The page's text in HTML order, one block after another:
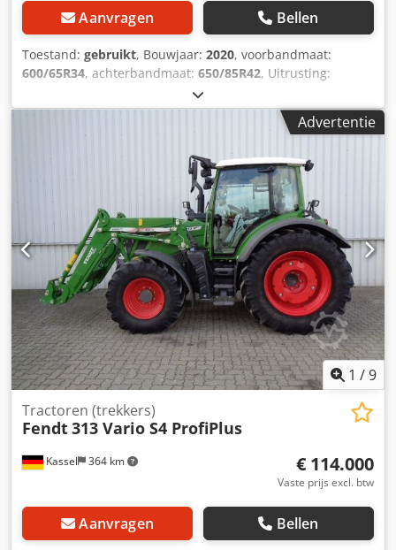
Aanvragen Bellen
Toestand: gebruikt, Bouwjaar: 2020, voorbandmaat:
600/65R34, achterbandmaat: 650/85R42, Uitrusting:
, VarioGuide RTK NovAtel Vario-terminal 10,4
inch Djdpfx Aijt U Auwjcewa
Advertentie
1 /9
Kassel 364 km
Tractoren (trekkers)
Fendt313 Vario S4 ProfiPlus
€ 114.000
Vaste prijs excl. btw
Aanvragen Bellen